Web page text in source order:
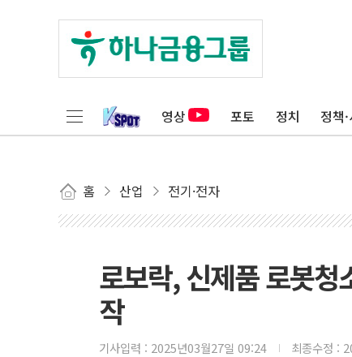
영상 포토 정치 정책
홈 산업 전기·전자
로보락, 신제품 로봇
작
기사입력 : 2025년03월27일 09:24 최종수정 :